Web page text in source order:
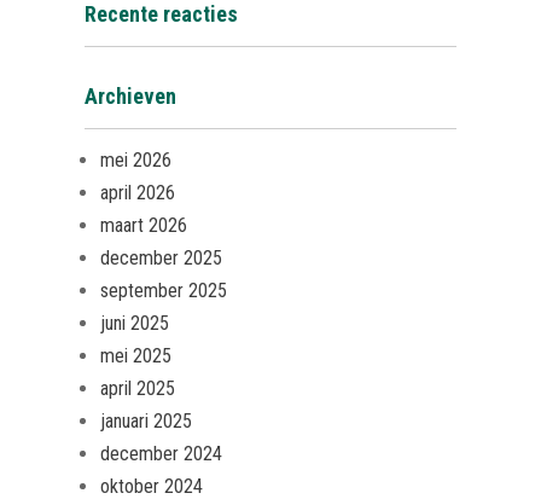
Recente reacties
Archieven
mei 2026
april 2026
maart 2026
december 2025
september 2025
juni 2025
mei 2025
april 2025
januari 2025
december 2024
oktober 2024